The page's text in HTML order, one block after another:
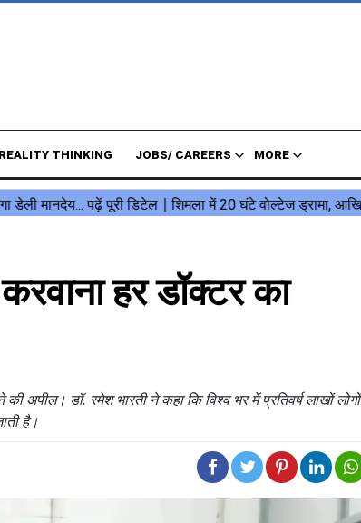
REALITY THINKING JOBS/ CAREERS MORE
हर डॉक्टर का
अपील। डॉ. रमेश भारती ने कहा कि विश्व भर में प्रतिवर्ष लाखों लोगों
है।